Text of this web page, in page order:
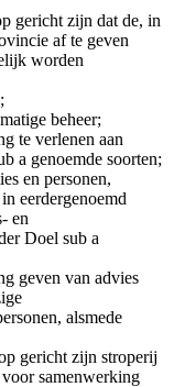
gericht zijn dat de, in
af te geven
worden
beheer;
te verlenen aan
a genoemde soorten;
en personen,
eerdergenoemd
en
Doel sub a
geven van advies
alsmede
gericht zijn stroperij
samenwerking